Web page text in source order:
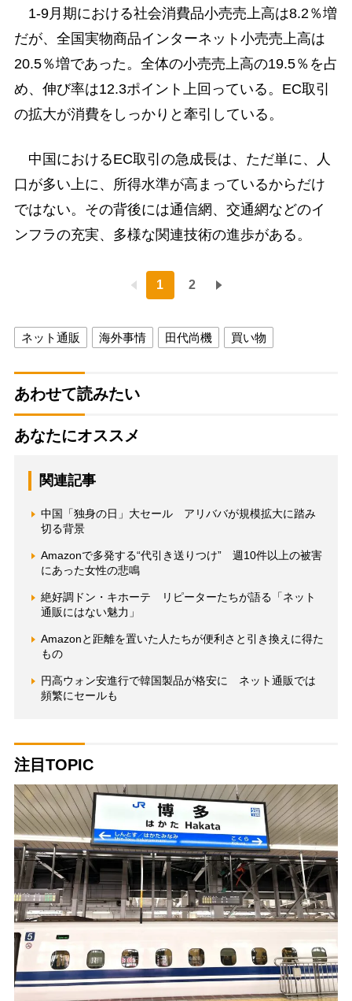
1-9月期における社会消費品小売売上高は8.2％増
だが、全国実物商品インターネット小売売上高は
20.5％増であった。全体の小売売上高の19.5％を占
め、伸び率は12.3ポイント上回っている。EC取引
の拡大が消費をしっかりと牽引している。
中国におけるEC取引の急成長は、ただ単に、人
口が多い上に、所得水準が高まっているからだけ
ではない。その背後には通信網、交通網などのイ
ンフラの充実、多様な関連技術の進歩がある。
1 2
ネット通販 海外事情 田代尚機 買い物
あわせて読みたい
あなたにオススメ
関連記事
中国「独身の日」大セール アリババが規模拡大に踏み
切る背景
Amazonで多発する“代引き送りつけ” 週10件以上の被害
にあった女性の悲鳴
絶好調ドン・キホーテ リピーターたちが語る「ネット
通販にはない魅力」
Amazonと距離を置いた人たちが便利さと引き換えに得た
もの
円高ウォン安進行で韓国製品が格安に ネット通販では
頻繁にセールも
注目TOPIC